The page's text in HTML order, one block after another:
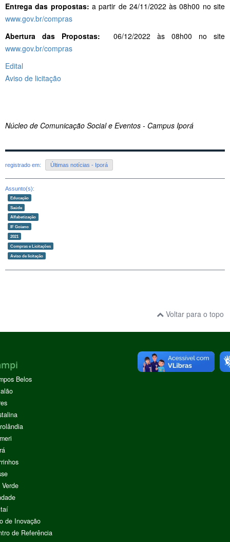
Entrega das propostas: a partir de 24/11/2022 às 08h00 no site
www.gov.br/compras
Abertura das Propostas:
06/12/2022 às 08h00 no site
www.gov.br/compras
Edital
Aviso de licitação
Núcleo de Comunicação Social e Eventos - Campus Iporá
registrado em: Últimas notícias - Iporá
Assunto(s):
Educação
Saúde
Alfabetização
IF Goiano
2021
Compras e Licitações
Aviso de licitação
Voltar para o topo
Belos
de Inovação
de Referência